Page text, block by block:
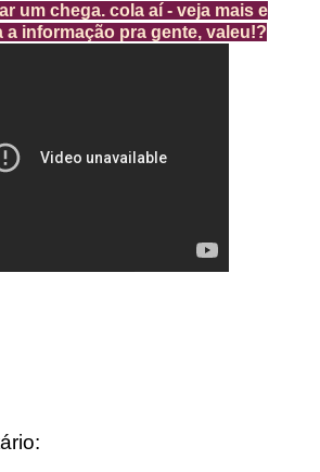
um chega. cola aí - veja mais e
informação pra gente, valeu!?